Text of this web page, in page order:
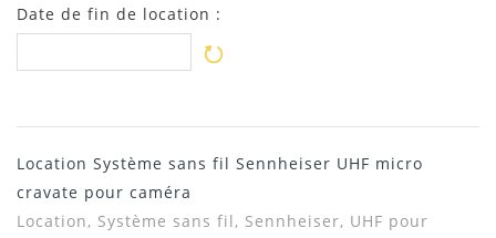
Date de fin de location :
Location Système sans fil Sennheiser UHF micro
cravate pour caméra
Location, Système sans fil, Sennheiser, UHF pour